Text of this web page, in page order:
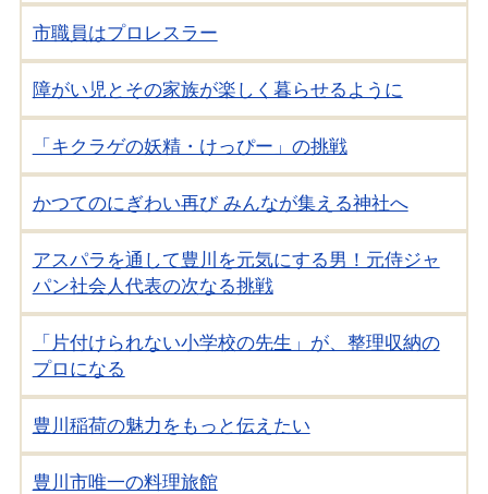
市職員はプロレスラー
障がい児とその家族が楽しく暮らせるように
「キクラゲの妖精・けっぴー」の挑戦
かつてのにぎわい再び みんなが集える神社へ
アスパラを通して豊川を元気にする男！元侍ジャ
パン社会人代表の次なる挑戦
「片付けられない小学校の先生」が、整理収納の
プロになる
豊川稲荷の魅力をもっと伝えたい
豊川市唯一の料理旅館